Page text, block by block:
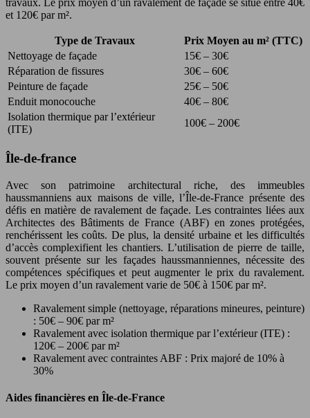
travaux. Le prix moyen d’un ravalement de façade se situe entre 40€
et 120€ par m².
Type de Travaux
Prix Moyen au m² (TTC)
Nettoyage de façade
15€ – 30€
Réparation de fissures
30€ – 60€
Peinture de façade
25€ – 50€
Enduit monocouche
40€ – 80€
Isolation thermique par l’extérieur
(ITE)
100€ – 200€
Île-de-france
Avec son patrimoine architectural riche, des immeubles
haussmanniens aux maisons de ville, l’Île-de-France présente des
défis en matière de ravalement de façade. Les contraintes liées aux
Architectes des Bâtiments de France (ABF) en zones protégées,
renchérissent les coûts. De plus, la densité urbaine et les difficultés
d’accès complexifient les chantiers. L’utilisation de pierre de taille,
souvent présente sur les façades haussmanniennes, nécessite des
compétences spécifiques et peut augmenter le prix du ravalement.
Le prix moyen d’un ravalement varie de 50€ à 150€ par m².
Ravalement simple (nettoyage, réparations mineures, peinture)
: 50€ – 90€ par m²
Ravalement avec isolation thermique par l’extérieur (ITE) :
120€ – 200€ par m²
Ravalement avec contraintes ABF : Prix majoré de 10% à
30%
Aides financières en Île-de-France